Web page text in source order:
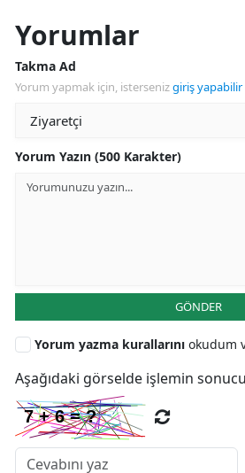
Yorumlar
Takma Ad
Yorum yapmak için, istersenizgiriş yapabilir
Yorum Yazın (500 Karakter)
GÖNDER
Yorum yazma kurallarını okudum
Aşağıdaki görselde işlemin